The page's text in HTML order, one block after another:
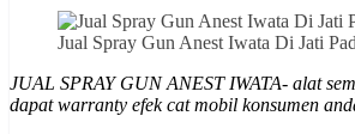
Jual Spray Gun Anest Iwata Di Jati
JUAL SPRAY GUN ANEST IWATA- alat
dapat warranty efek cat mobil konsumen